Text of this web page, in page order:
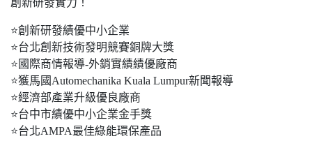
創新研發實力！
⭐創新研發績優中小企業
⭐台北創新技術發明競賽銅牌大獎
⭐ 國際商情報導-外銷實績績優廠商
⭐獲馬國Automechanika Kuala Lumpur新聞報導
⭐經濟部產業升級優良廠商
⭐台中市績優中小企業金手獎
⭐台北AMPA最佳綠能環保產品